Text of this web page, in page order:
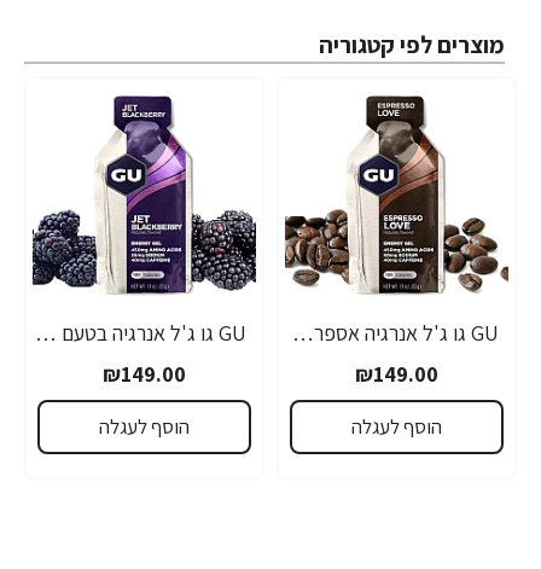
מוצרים לפי קטגוריה
GU גו ג'ל אנרגיה אספרסו 32 גרם - 24 יחידות
₪149.00
הוסף לעגלה
GU גו ג'ל אנרגיה בטעם פטל שחור 32 גרם - 24 יחידות
₪149.00
הוסף לעגלה